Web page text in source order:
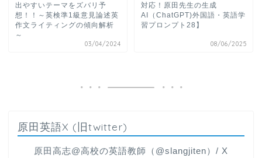
出やすいテーマをズバリ予
想！！～英検準1級意見論述英
作文ライティングの傾向解析
～
03/04/2024
対応！原田先生の生成
AI（ChatGPT)外国語・英語学
習プロンプト28】
08/06/2025
原田英語X (旧twitter)
原田高志@高校の英語教師（@slangjiten）/ X